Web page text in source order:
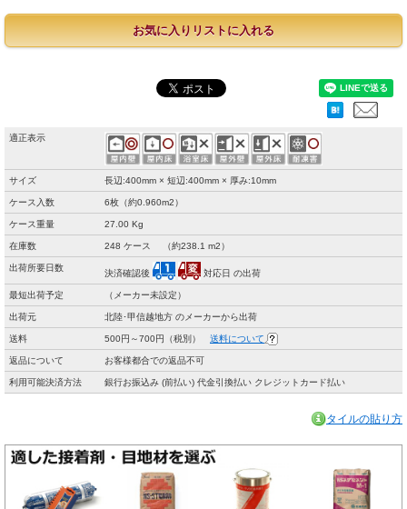
お気に入りリストに入れる
適正表示
サイズ 長辺:400mm × 短辺:400mm × 厚み:10mm
ケース入数 6枚（約0.960m2）
ケース重量 27.00 Kg
在庫数 248 ケース （約238.1 m2）
出荷所要日数
決済確認後 対応日 の出荷
最短出荷予定 （メーカー未設定）
出荷元 北陸･甲信越地方 のメーカーから出荷
送料 500円～700円（税別） 送料について
返品について お客様都合での返品不可
利用可能決済方法 銀行お振込み (前払い) 代金引換払い クレジットカード払い
タイルの貼り方